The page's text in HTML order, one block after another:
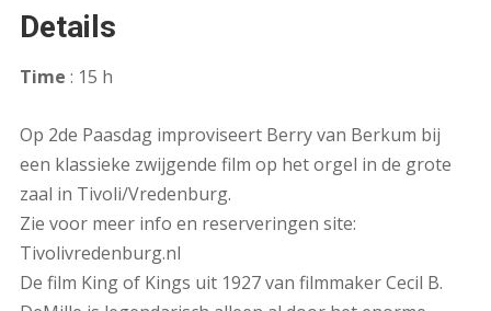
Details
Time : 15 h
Op 2de Paasdag improviseert Berry van Berkum bij
een klassieke zwijgende film op het orgel in de grote
zaal in Tivoli/Vredenburg.
Zie voor meer info en reserveringen site:
Tivolivredenburg.nl
De film King of Kings uit 1927 van filmmaker Cecil B.